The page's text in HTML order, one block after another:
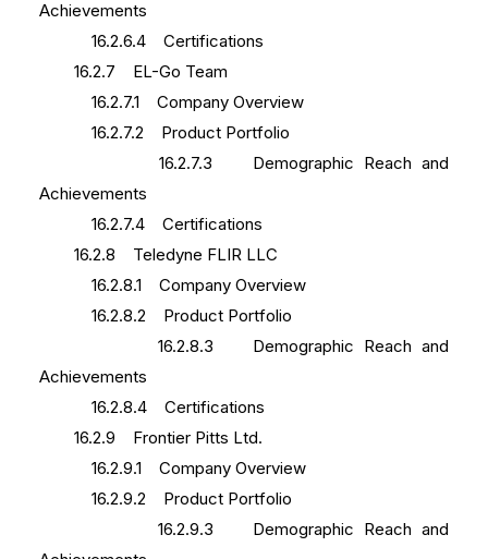
Achievements
16.2.6.4 Certifications
16.2.7 EL-Go Team
16.2.7.1 Company Overview
16.2.7.2 Product Portfolio
16.2.7.3 Demographic Reach and
Achievements
16.2.7.4 Certifications
16.2.8 Teledyne FLIR LLC
16.2.8.1 Company Overview
16.2.8.2 Product Portfolio
16.2.8.3 Demographic Reach and
Achievements
16.2.8.4 Certifications
16.2.9 Frontier Pitts Ltd.
16.2.9.1 Company Overview
16.2.9.2 Product Portfolio
16.2.9.3 Demographic Reach and